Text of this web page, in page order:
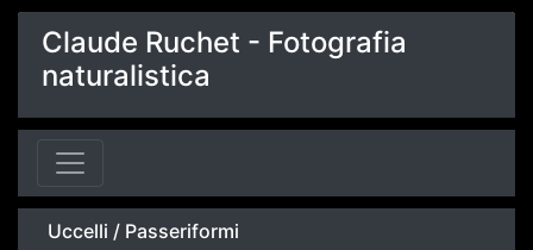
Claude Ruchet - Fotografia
naturalistica
Uccelli / Passeriformi